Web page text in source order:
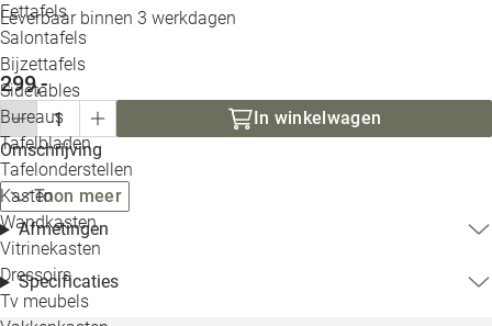
Eettafels
Salontafels
Bijzettafels
Sidetables
Bureaus
Tafelbladen
Tafelonderstellen
Kasten
Wandkasten
Vitrinekasten
Dressoirs
Tv meubels
Leverbaar binnen 3 werkdagen
299,-
In winkelwagen
Omschrijving
Toon meer
Afmetingen
Specificaties